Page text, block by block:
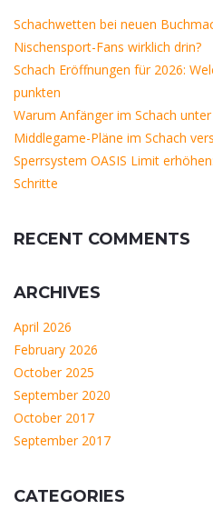
Schachwetten bei neuen
Nischensport-Fans wirklich drin?
Schach Eröffnungen für 2026:
punkten
Warum Anfänger im Schach
Middlegame-Pläne im Schach
Sperrsystem OASIS Limit
Schritte
RECENT COMMENTS
ARCHIVES
April 2026
February 2026
October 2025
September 2020
October 2017
September 2017
CATEGORIES